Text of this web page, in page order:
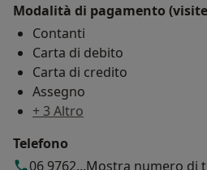
Modalità di pagamento
Contanti
Carta di debito
Carta di credito
Assegno
+ 3 Altro
Telefono
06 9762...Mostra numero di